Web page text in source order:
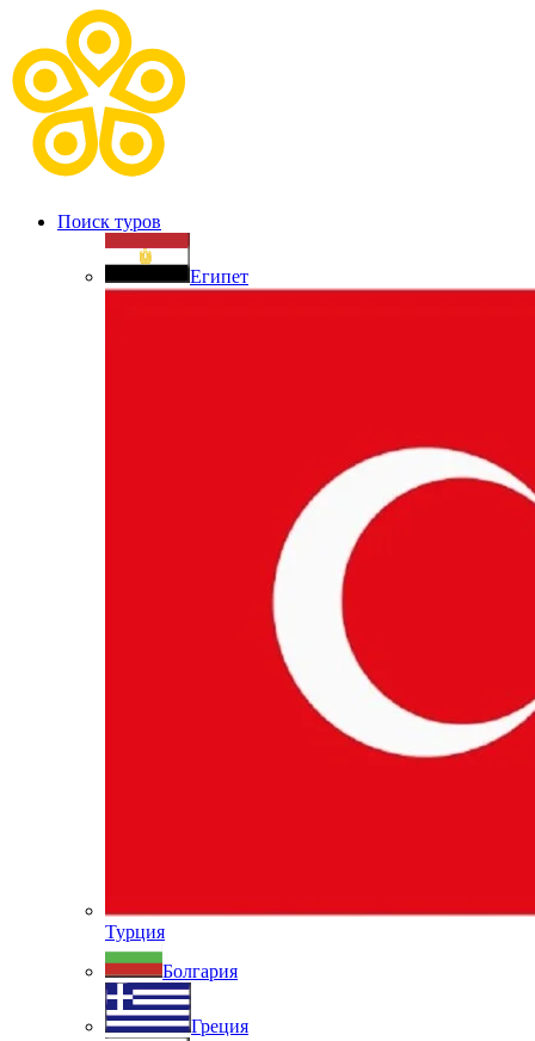
Поиск туров
Египет
Турция
Болгария
Греция